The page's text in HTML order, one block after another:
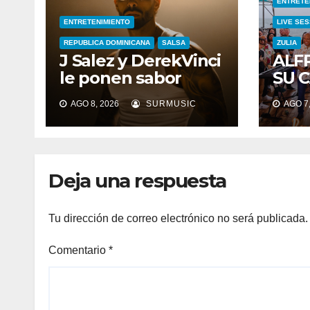
ENTRETENIMIENTO
REPUBLICA DOMINICANA SALSA
J Salez y DerekVinci
le ponen sabor
caribeño a la salsa
con “Atrévete”
AGO 8, 2026 SURMUSIC
LIVE
ZULIA
SU
AGO
Deja una respuesta
Tu dirección de correo electrónico no será publicada.
Comentario *